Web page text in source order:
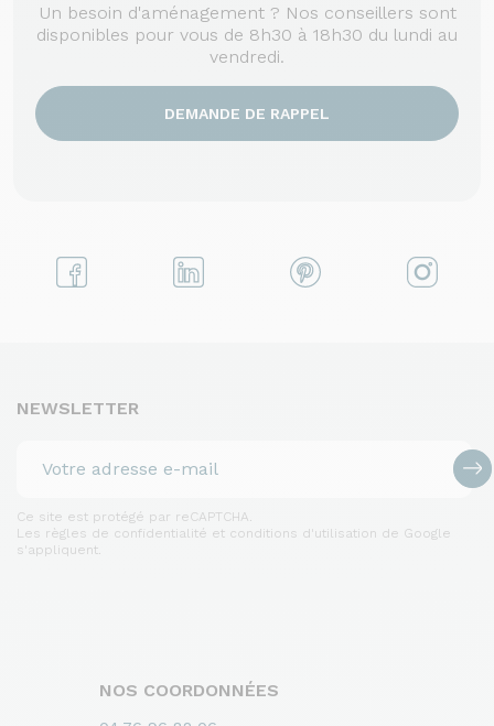
Un besoin d'aménagement ? Nos conseillers sont
disponibles pour vous de 8h30 à 18h30 du lundi au
vendredi.
DEMANDE DE RAPPEL
NEWSLETTER
Ce site est protégé par reCAPTCHA.
Les règles de confidentialité et conditions d'utilisation de Google
s'appliquent.
NOS COORDONNÉES